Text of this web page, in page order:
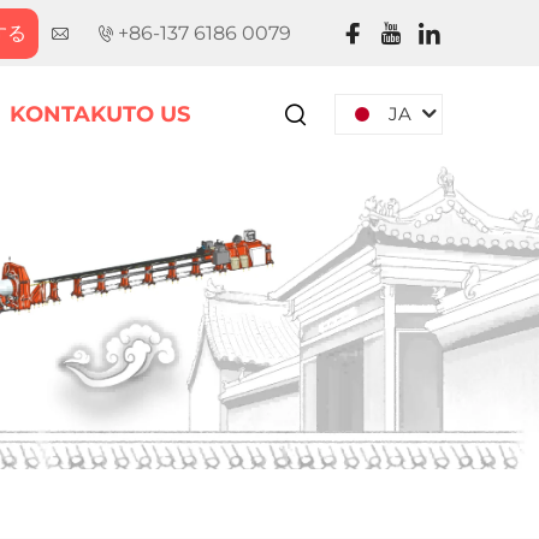
る +86-137 6186 0079
KONTAKUTO US JA